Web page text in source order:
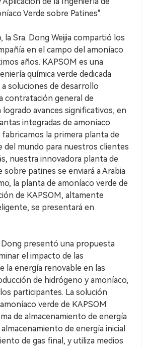
Verde sobre Patines".
la Sra. Dong Weijia compartió los
en el campo del amoníaco
años. KAPSOM es una
química verde dedicada
soluciones de desarrollo
contratación general de
avances significativos, en
integradas de amoníaco
fabricamos la primera planta de
del mundo para nuestros clientes
nuestra innovadora planta de
sobre patines se enviará a Arabia
la planta de amoníaco verde de
de KAPSOM, altamente
se presentará en
Dong presentó una propuesta
el impacto de las
la energía renovable en las
de hidrógeno y amoníaco,
participantes. La solución
verde de KAPSOM
de almacenamiento de energía
de energía inicial
de gas final, y utiliza medios